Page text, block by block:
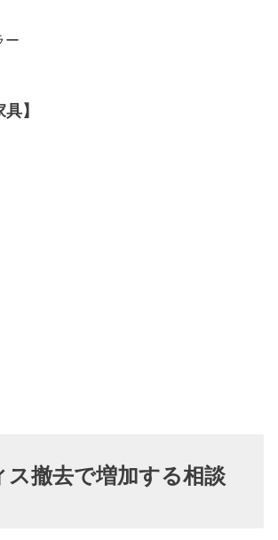
ー
】
ス撤去で増加する相談